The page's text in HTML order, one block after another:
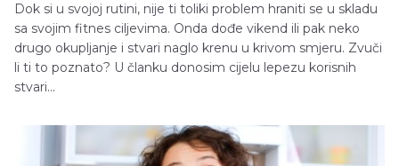
Dok si u svojoj rutini, nije ti toliki problem hraniti se u skladu
sa svojim fitnes ciljevima. Onda dođe vikend ili pak neko
drugo okupljanje i stvari naglo krenu u krivom smjeru. Zvuči
li ti to poznato? U članku donosim cijelu lepezu korisnih
stvari...